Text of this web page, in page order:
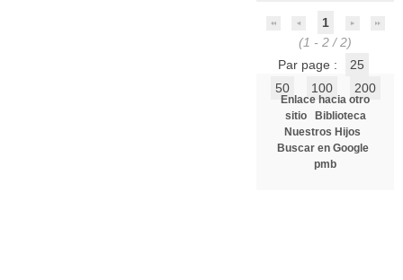
1
(1 - 2 / 2)
Par page :
25
50
100 200
Enlace hacia otro
sitio
Biblioteca
Nuestros Hijos
Buscar en Google
pmb